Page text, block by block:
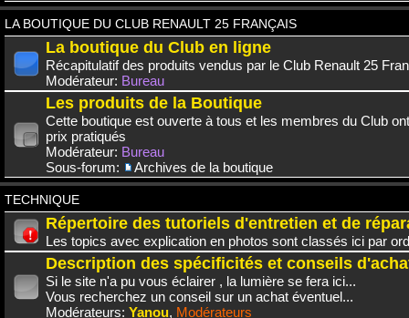
LA BOUTIQUE DU CLUB RENAULT 25 FRANÇAIS
La boutique du Club en ligne
Récapitulatif des produits vendus par le Club Renault 25
Modérateur: Bureau
Les produits de la Boutique
Cette boutique est ouverte à tous et les membres du Club
prix pratiqués
Modérateur: Bureau
Sous-forum:
Archives de la boutique
TECHNIQUE
Répertoire des tutoriels d'entretien et de
Les topics avec explication en photos sont classés ici par
Description des spécificités et conseils
Si le site n'a pu vous éclairer , la lumière se fera ici...
Vous recherchez un conseil sur un achat éventuel...
Modérateurs: Yanou, Modérateurs